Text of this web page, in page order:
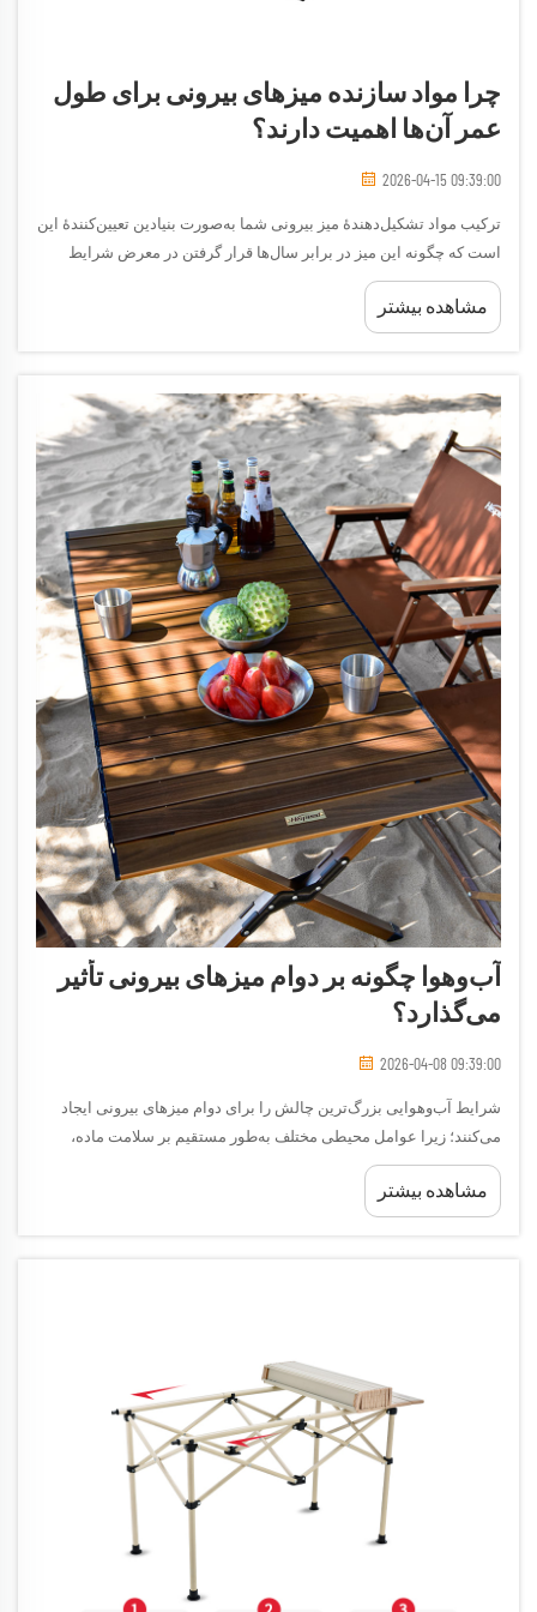
چرا مواد سازنده میزهای بیرونی برای طول
عمر آن‌ها اهمیت دارند؟
2026-04-15 09:39:00
ترکیب مواد تشکیل‌دهندهٔ میز بیرونی شما به‌صورت بنیادین تعیین‌کنندهٔ این
است که چگونه این میز در برابر سال‌ها قرار گرفتن در معرض شرایط
محیطی سخت مقاومت خواهد کرد. برخلاف مبلمان داخلی که از حفاظت
محیطی کنترل‌شده بهره می‌برد، یک میز بیرونی باید در برابر نوسانات
مشاهده بیشتر
آب‌وهوا چگونه بر دوام میزهای بیرونی تأثیر
می‌گذارد؟
2026-04-08 09:39:00
شرایط آب‌وهوایی بزرگ‌ترین چالش را برای دوام میزهای بیرونی ایجاد
می‌کنند؛ زیرا عوامل محیطی مختلف به‌طور مستقیم بر سلامت ماده،
پایداری سازه‌ای و عملکرد کلی تأثیر می‌گذارند. درک اینکه الگوهای مختلف
آب‌وهوایی چگونه...
مشاهده بیشتر